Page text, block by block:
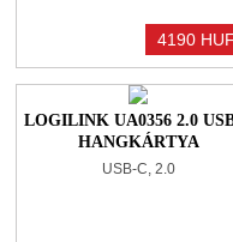
4190 HUF
LOGILINK UA0356 2.0
HANGKÁRTYA
USB-C, 2.0